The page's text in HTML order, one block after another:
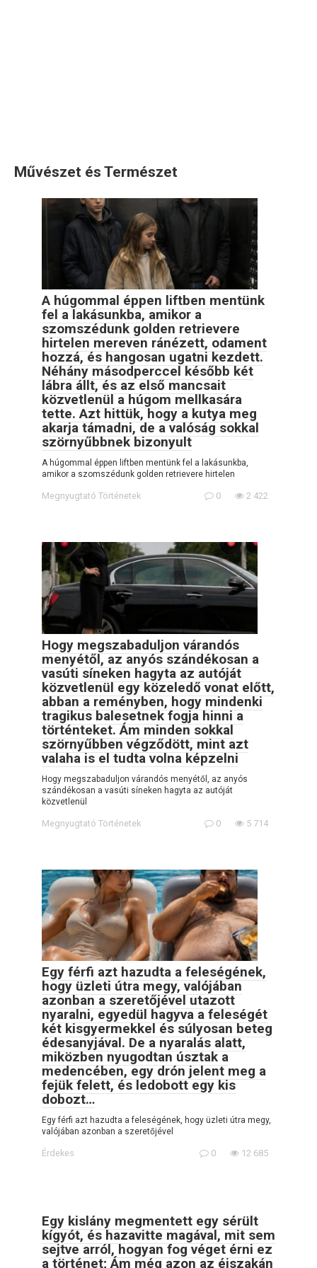
Művészet és Természet
A húgommal éppen liftben mentünk
fel a lakásunkba, amikor a
szomszédunk golden retrievere
hirtelen mereven ránézett, odament
hozzá, és hangosan ugatni kezdett.
Néhány másodperccel később két
lábra állt, és az első mancsait
közvetlenül a húgom mellkasára
tette. Azt hittük, hogy a kutya meg
akarja támadni, de a valóság sokkal
szörnyűbbnek bizonyult
A húgommal éppen liftben mentünk fel a lakásunkba,
amikor a szomszédunk golden retrievere hirtelen
Megnyugtató Történetek 0 2 422
Hogy megszabaduljon várandós
menyétől, az anyós szándékosan a
vasúti síneken hagyta az autóját
közvetlenül egy közeledő vonat előtt,
abban a reményben, hogy mindenki
tragikus balesetnek fogja hinni a
történteket. Ám minden sokkal
szörnyűbben végződött, mint azt
valaha is el tudta volna képzelni
Hogy megszabaduljon várandós menyétől, az anyós
szándékosan a vasúti síneken hagyta az autóját
közvetlenül
Megnyugtató Történetek 0 5 714
Egy férfi azt hazudta a feleségének,
hogy üzleti útra megy, valójában
azonban a szeretőjével utazott
nyaralni, egyedül hagyva a feleségét
két kisgyermekkel és súlyosan beteg
édesanyjával. De a nyaralás alatt,
miközben nyugodtan úsztak a
medencében, egy drón jelent meg a
fejük felett, és ledobott egy kis
dobozt…
Egy férfi azt hazudta a feleségének, hogy üzleti útra megy,
valójában azonban a szeretőjével
Érdekes 0 12 685
Egy kislány megmentett egy sérült
kígyót, és hazavitte magával, mit sem
sejtve arról, hogyan fog véget érni ez
a történet; Ám még azon az éjszakán